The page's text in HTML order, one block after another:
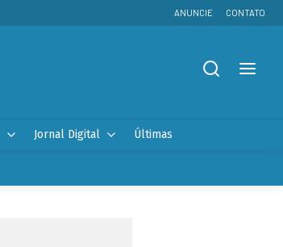
ANUNCIE CONTATO
Jornal Digital Últimas